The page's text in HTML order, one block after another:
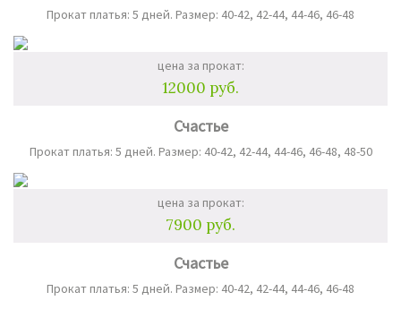
Прокат платья: 5 дней. Размер: 40-42, 42-44, 44-46, 46-48
цена за прокат:
12000 руб.
Счастье
Прокат платья: 5 дней. Размер: 40-42, 42-44, 44-46, 46-48, 48-50
цена за прокат:
7900 руб.
Счастье
Прокат платья: 5 дней. Размер: 40-42, 42-44, 44-46, 46-48